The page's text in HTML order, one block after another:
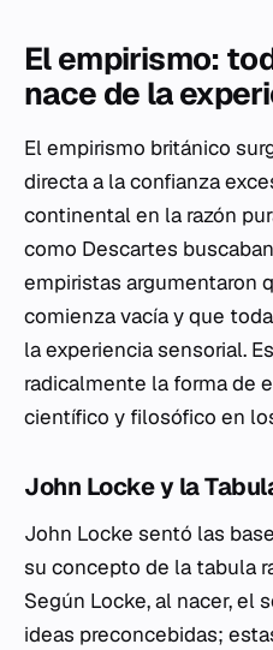
El empirismo:
nace de la
El empirismo británico
directa a la confianza
continental en la razón
como Descartes
empiristas argumentaron
comienza vacía y que
la experiencia sensorial.
radicalmente la forma de
científico y filosófico en
John Locke y la
John Locke sentó las
su concepto de la tabula
Según Locke, al nacer, el
ideas preconcebidas;